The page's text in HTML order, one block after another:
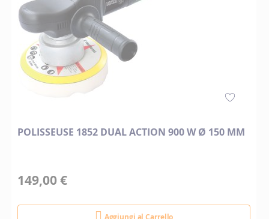
POLISSEUSE 1852 DUAL ACTION 900 W Ø 150 MM
149,00 €
Aggiungi al Carrello